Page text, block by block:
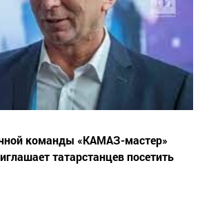
команды «КАМАЗ-мастер»
татарстанцев посетить